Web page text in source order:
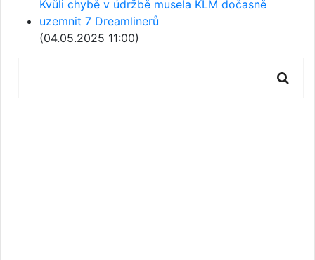
Kvůli chybě v údržbě musela KLM dočasně
uzemnit 7 Dreamlinerů
(04.05.2025 11:00)